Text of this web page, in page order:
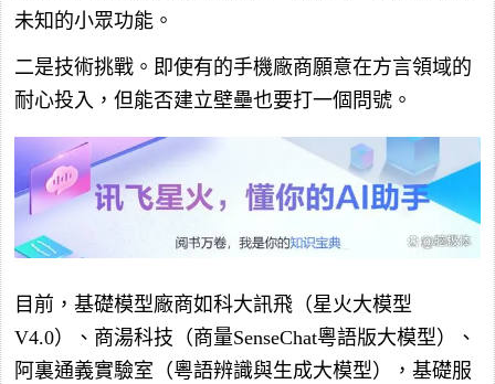
未知的小眾功能。
二是技術挑戰。即使有的手機廠商願意在方言領域的
耐心投入，但能否建立壁壘也要打一個問號。
目前，基礎模型廠商如科大訊飛（星火大模型
V4.0）、商湯科技（商量SenseChat粵語版大模型）、
阿裏通義實驗室（粵語辨識與生成大模型），基礎服